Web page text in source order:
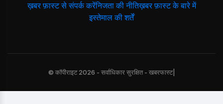
ख़बर फ़ास्ट से संपर्क करेंनिजता की नीतिख़बर फ़ास्ट के बारे में
इस्तेमाल की शर्तें
© कॉपीराइट 2026 - सर्वाधिकार सुरक्षित - खबरफास्ट|